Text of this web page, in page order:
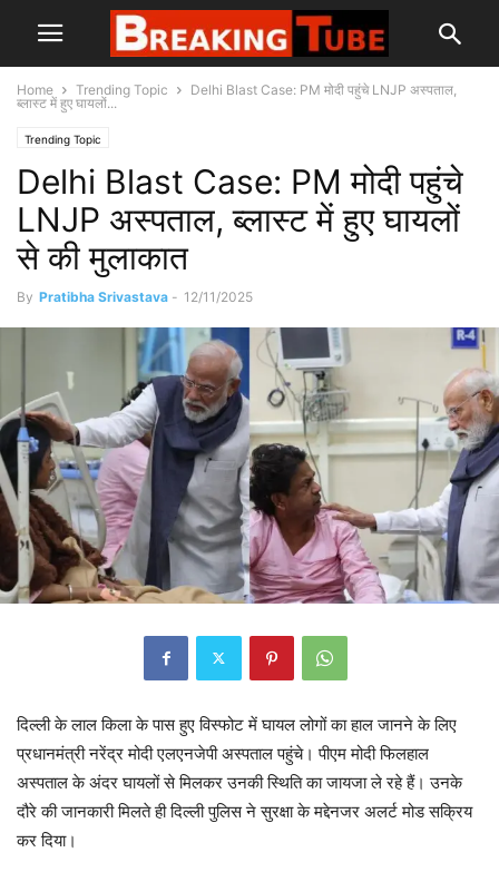
Home Trending Topic
Delhi Blast Case: PM मोदी पहुंचे LNJP अस्पताल,
ब्लास्ट में हुए घायलों...
Trending Topic
Delhi Blast Case: PM मोदी पहुंचे
LNJP अस्पताल, ब्लास्ट में हुए घायलों
से की मुलाकात
By Pratibha Srivastava - 12/11/2025
दिल्ली के लाल किला के पास हुए विस्फोट में घायल लोगों का हाल जानने के लिए
प्रधानमंत्री नरेंद्र मोदी एलएनजेपी अस्पताल पहुंचे। पीएम मोदी फिलहाल
अस्पताल के अंदर घायलों से मिलकर उनकी स्थिति का जायजा ले रहे हैं। उनके
दौरे की जानकारी मिलते ही दिल्ली पुलिस ने सुरक्षा के मद्देनजर अलर्ट मोड सक्रिय
कर दिया।